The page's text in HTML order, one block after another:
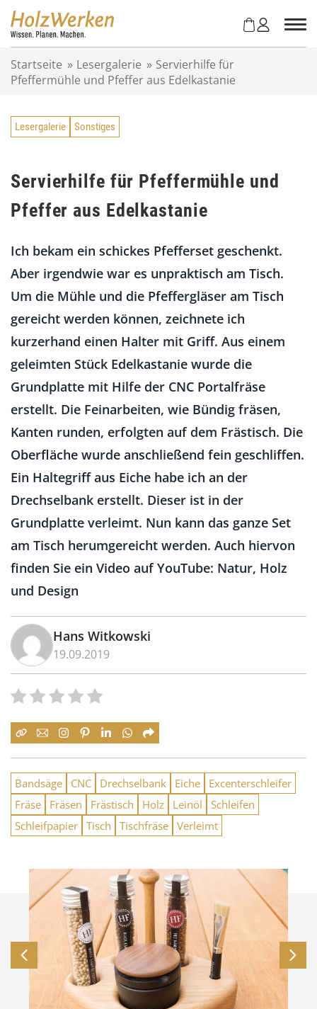
Startseite » Lesergalerie » Servierhilfe für
Pfeffermühle und Pfeffer aus Edelkastanie
Lesergalerie Sonstiges
Servierhilfe für Pfeffermühle und
Pfeffer aus Edelkastanie
Ich bekam ein schickes Pfefferset geschenkt.
Aber irgendwie war es unpraktisch am Tisch.
Um die Mühle und die Pfeffergläser am Tisch
gereicht werden können, zeichnete ich
kurzerhand einen Halter mit Griff. Aus einem
geleimten Stück Edelkastanie wurde die
Grundplatte mit Hilfe der CNC Portalfräse
erstellt. Die Feinarbeiten, wie Bündig fräsen,
Kanten runden, erfolgten auf dem Frästisch. Die
Oberfläche wurde anschließend fein geschliffen.
Ein Haltegriff aus Eiche habe ich an der
Drechselbank erstellt. Dieser ist in der
Grundplatte verleimt. Nun kann das ganze Set
am Tisch herumgereicht werden. Auch hiervon
finden Sie ein Video auf YouTube: Natur, Holz
und Design
Hans Witkowski
19.09.2019
Bandsäge CNC Drechselbank Eiche
Excenterschleifer
Fräse
Fräsen Frästisch Holz Leinöl
Schleifen
Schleifpapier Tisch Tischfräse Verleimt